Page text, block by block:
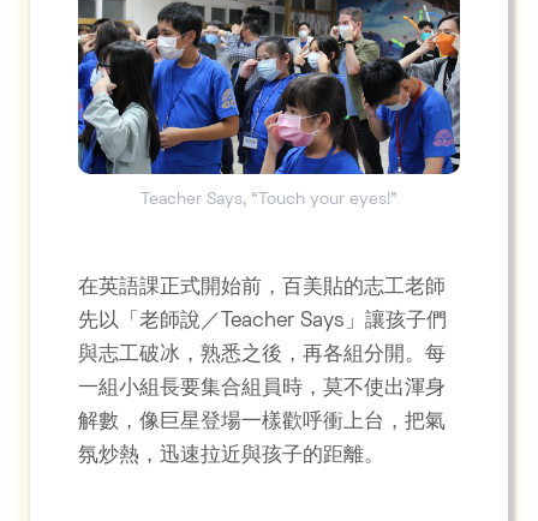
Teacher Says, “Touch your eyes!”
在英語課正式開始前，百美貼的志工老師
先以「老師說／Teacher Says」讓孩子們
與志工破冰，熟悉之後，再各組分開。每
一組小組長要集合組員時，莫不使出渾身
解數，像巨星登場一樣歡呼衝上台，把氣
氛炒熱，迅速拉近與孩子的距離。